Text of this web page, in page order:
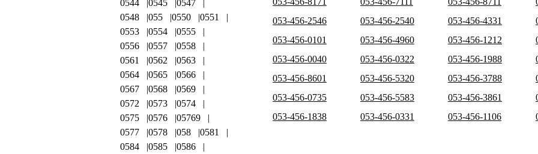
053-456-2546
053-456-2540 053-456-4331
053-456-0101
053-456-4960 053-456-1212
053-456-0040
053-456-0322 053-456-1988
053-456-8601
053-456-5320 053-456-3788
053-456-0735
053-456-5583 053-456-3861
053-456-1838
053-456-0331 053-456-1106
0544
0545
0547
0548
055 0550
0551
0553
0554
0555
0556
0557
0558
0561
0562
0563
0564
0565
0566
0567
0568
0569
0572
0573
0574
0575
0576
05769
0577
0578 058
0581
0584
0585
0586